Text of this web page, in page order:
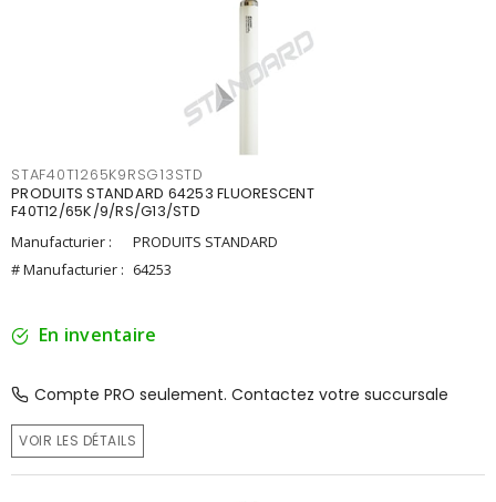
STAF40T1265K9RSG13STD
PRODUITS STANDARD 64253 FLUORESCENT
F40T12/65K/9/RS/G13/STD
Manufacturier :
PRODUITS STANDARD
# Manufacturier : 64253
En inventaire
Compte PRO seulement. Contactez votre succursale
VOIR LES DÉTAILS